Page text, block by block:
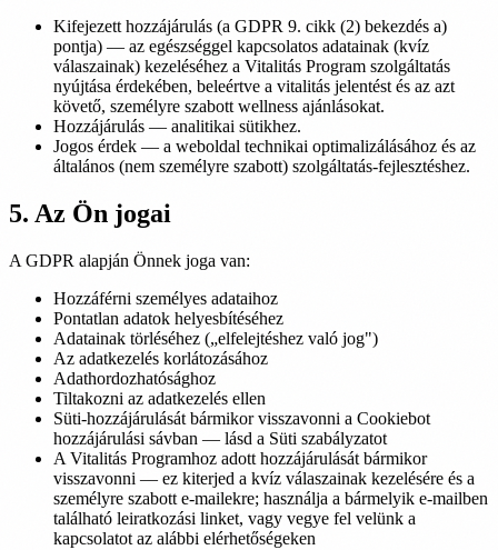
Kifejezett hozzájárulás (a GDPR 9. cikk (2) bekezdés a)
pontja) — az egészséggel kapcsolatos adatainak (kvíz
válaszainak) kezeléséhez a Vitalitás Program szolgáltatás
nyújtása érdekében, beleértve a vitalitás jelentést és az azt
követő, személyre szabott wellness ajánlásokat.
Hozzájárulás — analitikai sütikhez.
Jogos érdek — a weboldal technikai optimalizálásához és az
általános (nem személyre szabott) szolgáltatás-fejlesztéshez.
5. Az Ön jogai
A GDPR alapján Önnek joga van:
Hozzáférni személyes adataihoz
Pontatlan adatok helyesbítéséhez
Adatainak törléséhez („elfelejtéshez való jog")
Az adatkezelés korlátozásához
Adathordozhatósághoz
Tiltakozni az adatkezelés ellen
Süti-hozzájárulását bármikor visszavonni a Cookiebot
hozzájárulási sávban — lásd a Süti szabályzatot
A Vitalitás Programhoz adott hozzájárulását bármikor
visszavonni — ez kiterjed a kvíz válaszainak kezelésére és a
személyre szabott e-mailekre; használja a bármelyik e-mailben
található leiratkozási linket, vagy vegye fel velünk a
kapcsolatot az alábbi elérhetőségeken